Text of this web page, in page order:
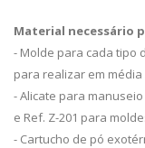
Material necessário
- Molde para cada tipo
para realizar em média
- Alicate para
e Ref. Z-201 para
- Cartucho de pó